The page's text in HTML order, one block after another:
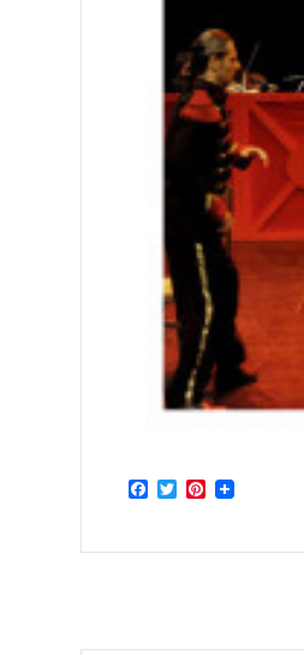
Facebook
TwitterPinterest